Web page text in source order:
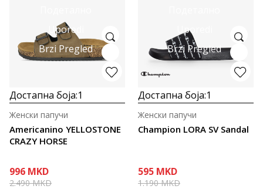
Uporedi
Brzi Pregled
Достапна боја:1
Americanino YELLOSTONE
CRAZY HORSE
Женски папучи
996 MKD
2.490MKD
Uporedi
Brzi Pregled
Достапна боја:1
Champion LORA SV Sandal
Женски папучи
595 MKD
1.190MKD